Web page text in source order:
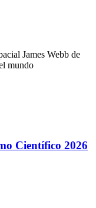
James Webb de
mundo
Científico 2026